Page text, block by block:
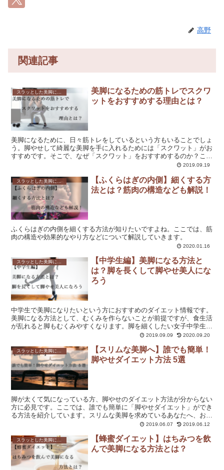
高野
関連記事
美脚になるための筋トレでスクワ
ットをおすすめする理由とは？
美脚になるために、日々筋トレをしているという方もいることでしょ
う。脚やせして綺麗な美脚を手に入れるためには「スクワット」がお
すすめです。そこで、なぜ「スクワット」をおすすめするのか？ここ
では、その理由だけでなく、正しいやり方まで解説していきます。
2019.09.19
【ふくらはぎの内側】細くする方
法とは？筋肉の構造なども解説！
ふくらはぎの内側を細くする方法が知りたいですよね。ここでは、筋
肉の構造や効果的なやり方などについて解説していきます。
2020.01.16
スラッとした美脚になれる！脚やせダイエットの方法を解説！
【中学生編】美脚になる方法と
は？脚を長くして脚やせ美人にな
ろう
中学生で美脚になりたいという方におすすめのダイエット情報です。
美脚になる方法として、むくみを作らないことが前提ですが、食生活
が乱れると脚もむくみやすくなります。脚を細くしたい女子中学生も
多いでしょう。是非参考にしてみてください。2019.09.09 2020.09.20
スラッとした美脚になれる！脚やせダイエットの方法を解説！
【スリムな美脚へ】誰でも簡単！
脚やせダイエット方法 5選
脚が太くて気になっている方、脚やせのダイエット方法が分からない
方に必見です。ここでは、誰でも簡単に「脚やせダイエット」ができ
る方法を紹介しています。スリムな美脚を求めているあなたへ、おす
2019.06.07 2019.06.12
スラッとした美脚になれる！脚やせダイエットの方法を解説！
【蜂蜜ダイエット】はちみつを飲
んで美脚になる方法とは？